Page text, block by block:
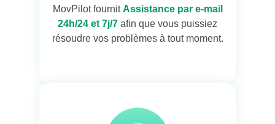
MovPilot fournitAssistance par e-mail
24h/24 et 7j/7 afin que vous puissiez
résoudre vos problèmes à tout moment.